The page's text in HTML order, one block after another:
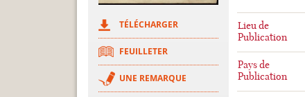
TÉLÉCHARGER
FEUILLETER
UNE REMARQUE
Lieu de
Publication
Pays de
Publication